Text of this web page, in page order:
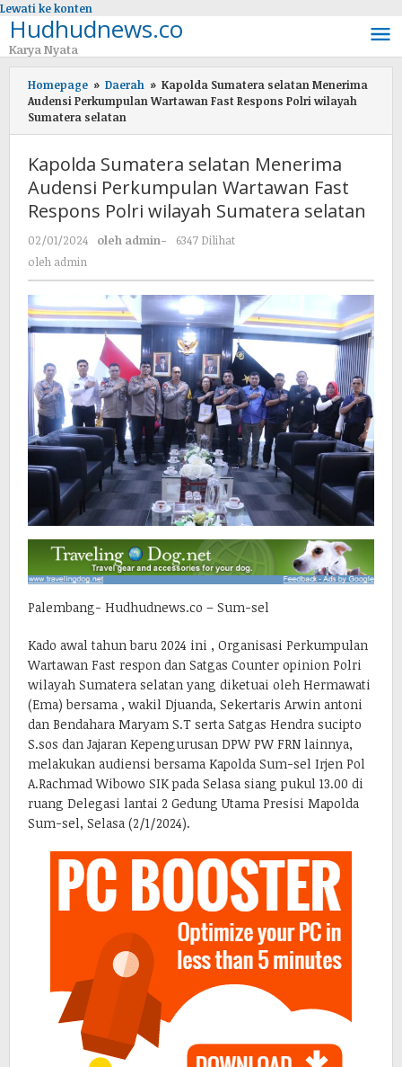
Lewati ke konten
Hudhudnews.co
Karya Nyata
Homepage » Daerah » Kapolda Sumatera selatan Menerima
Audensi Perkumpulan Wartawan Fast Respons Polri wilayah
Sumatera selatan
Kapolda Sumatera selatan Menerima
Audensi Perkumpulan Wartawan Fast
Respons Polri wilayah Sumatera selatan
02/01/2024 oleh admin-
6347 Dilihat
oleh admin
Palembang- Hudhudnews.co – Sum-sel
Kado awal tahun baru 2024 ini , Organisasi Perkumpulan
Wartawan Fast respon dan Satgas Counter opinion Polri
wilayah Sumatera selatan yang diketuai oleh Hermawati
(Ema) bersama , wakil Djuanda, Sekertaris Arwin antoni
dan Bendahara Maryam S.T serta Satgas Hendra sucipto
S.sos dan Jajaran Kepengurusan DPW PW FRN lainnya,
melakukan audiensi bersama Kapolda Sum-sel Irjen Pol
A.Rachmad Wibowo SIK pada Selasa siang pukul 13.00 di
ruang Delegasi lantai 2 Gedung Utama Presisi Mapolda
Sum-sel, Selasa (2/1/2024).